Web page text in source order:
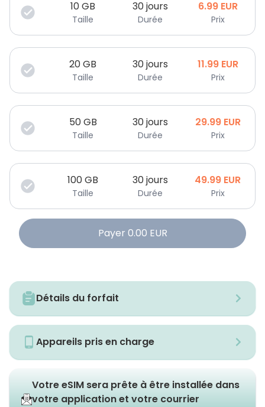
10GB
Taille
30 jours
Durée
6.99 EUR
Prix
20GB
Taille
30 jours
Durée
11.99 EUR
Prix
50GB
Taille
30 jours
Durée
29.99 EUR
Prix
100GB
Taille
30 jours
Durée
49.99 EUR
Prix
Payer 0.00 EUR
Détails du forfait
Appareils pris en charge
Votre eSIM sera prête à être installée dans
votre application et votre courrier